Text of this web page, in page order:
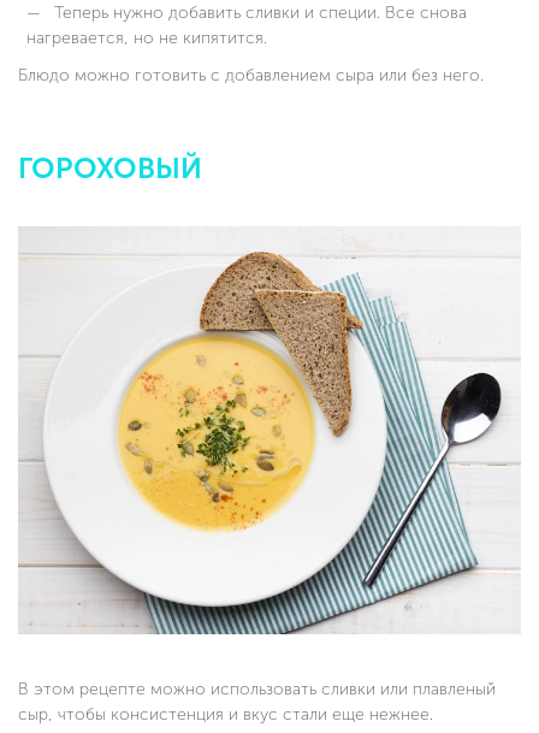
Теперь нужно добавить сливки и специи. Все снова
нагревается, но не кипятится.
Блюдо можно готовить с добавлением сыра или без него.
ГОРОХОВЫЙ
В этом рецепте можно использовать сливки или плавленый
сыр, чтобы консистенция и вкус стали еще нежнее.